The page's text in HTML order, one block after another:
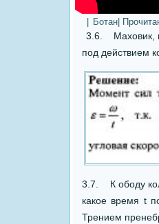
Ботан |
3.6. Маховик,
под действием
3.7. К ободу
какое время t
Трением